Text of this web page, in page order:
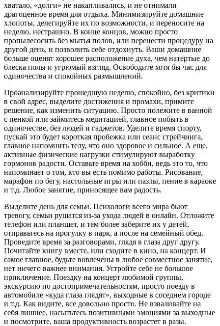
хватало, «долги» не накапливались, и не отнимали
драгоценное время для отдыха. Минимизируйте домашние
хлопоты, делегируйте их по возможности, и переносите на
неделю, нестрашно. В конце концов, можно просто
пропылесосить без мытья полов, или перенести процедуру на
другой день, и позволить себе отдохнуть. Ваши домашние
больше оценят хорошее расположение духа, чем натертые до
блеска полы и угрюмый взгляд. Освободите хотя бы час для
одиночества и спокойных размышлений.
Проанализируйте прошедшую неделю, спокойно, без критики
в свой адрес, выделите достижения и промахи, примите
решение, как изменить ситуацию. Просто полежите в ванной
с пенкой или займитесь медитацией, главное побыть в
одиночестве, без людей и гаджетов. Уделите время спорту,
пускай это будет короткая пробежка или сеанс стрейчинга,
главное напомнить телу, что оно здоровое и сильное. А еще,
активные физические нагрузки стимулируют выработку
гормонов радости. Оставьте время на хобби, ведь это то, что
напоминает о том, кто вы есть помимо работы. Рисование,
марафон по бегу, настольные игры или пазлы, пение в караоке
и т.д. Любое занятие, приносящее вам радость.
Выделите день для семьи. Психологи всего мира бьют
тревогу, семьи рушатся из-за ухода людей в онлайн. Отложите
телефон или планшет, и тем более заберите их у детей,
отправьтесь на прогулку в парк, а после на семейный обед.
Проведите время за разговорами, глядя в глаза друг другу.
Почитайте книгу вместе, или сходите в кино, на концерт. И
самое главное, будьте вовлечены в любое совместное занятие,
нет ничего важнее внимания. Устройте себе не большое
приключение. Поездку на концерт любимой группы,
экскурсию по достопримечательностям, просто поезду в
автомобиле «куда глаза глядят», выходные в соседнем городе
и т.д. Как видите, все довольно просто. Не взваливайте на
себя лишнее, насытьтесь позитивными эмоциями за выходные
и посмотрите, ваша продуктивность возрастет в разы.